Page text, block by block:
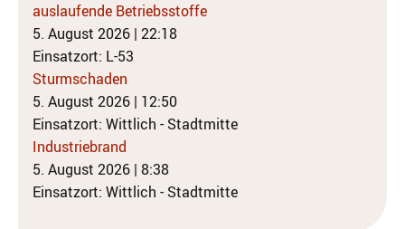
auslaufende Betriebsstoffe
5. August 2026 | 22:18
Einsatzort: L-53
Sturmschaden
5. August 2026 | 12:50
Einsatzort: Wittlich - Stadtmitte
Industriebrand
5. August 2026 | 8:38
Einsatzort: Wittlich - Stadtmitte